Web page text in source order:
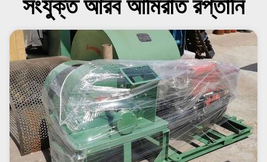
সংযুক্ত আরব আমিরাত রপ্তানি